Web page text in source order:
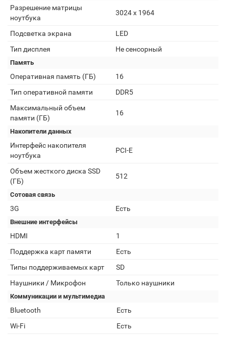
Разрешение матрицы
ноутбука
3024 x 1964
Подсветка экрана
LED
Тип дисплея
Не сенсорный
Память
Оперативная память (ГБ)
16
Тип оперативной памяти
DDR5
Максимальный объем
памяти (ГБ)
16
Накопители данных
Интерфейс накопителя
ноутбука
PCI-E
Объем жесткого диска SSD
(ГБ)
512
Сотовая связь
3G Есть
Внешние интерфейсы
HDMI
1
Поддержка карт памяти
Есть
Типы поддерживаемых карт
SD
Наушники / Микрофон
Только наушники
Коммуникации и мультимедиа
Bluetooth
Есть
Wi-Fi
Есть